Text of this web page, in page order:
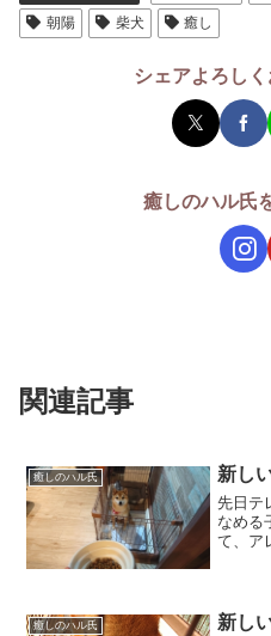
朝陽
柴犬 癒し
シェアよろし
癒しのハル氏
関連記事
癒しのハル氏 新し
先日テ
なめる
て、ア
くな
癒しのハル氏 新し